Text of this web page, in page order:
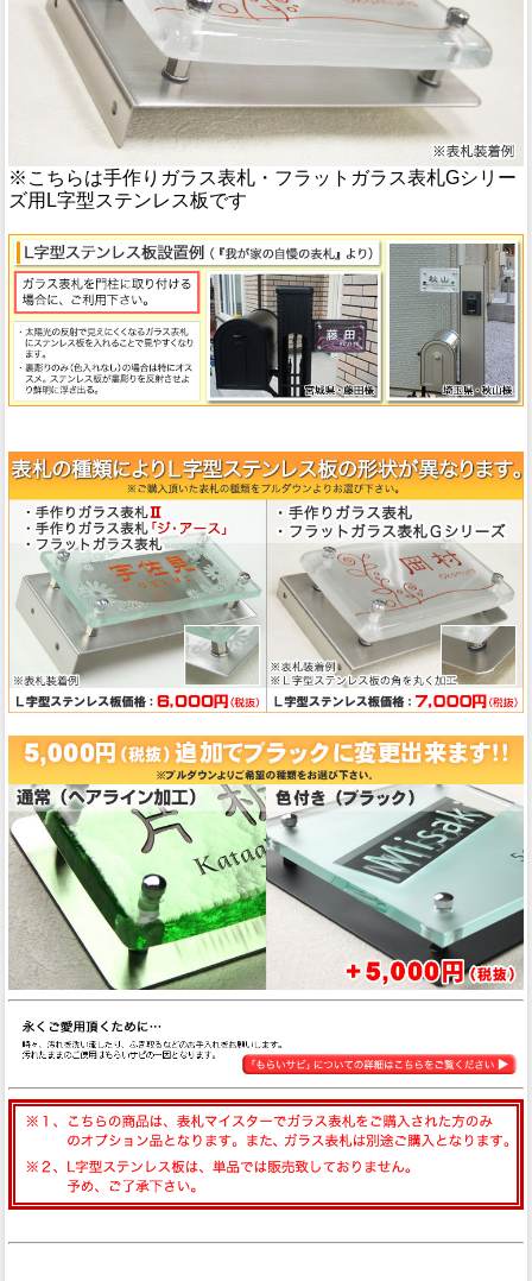
※こちらは手作りガラス表札・フラットガラス表札Gシリー
ズ用L字型ステンレス板です